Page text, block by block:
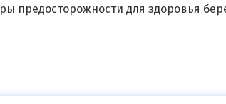
предосторожности для здоровья